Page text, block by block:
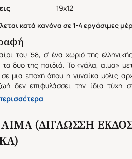
19x12
κατά κανόνα σε 1-4 εργάσιμες
του ’58, σ’ ένα χωριό της
τα δυο της παιδιά. Το «γάλα, αίμα»
μια εποχή όπου η γυναίκα μόλις
δεν επιφυλάσσει την ίδια τύχη
για χρόνια στους ρόλους της
ζει υπό το άγρυπνο μάτι της στενής
απ’ το χωριό, θα κάνει μια
(Από την παρουσίαση στο οπισθόφυλλο
(ΔΙΓΛΩΣΣΗ